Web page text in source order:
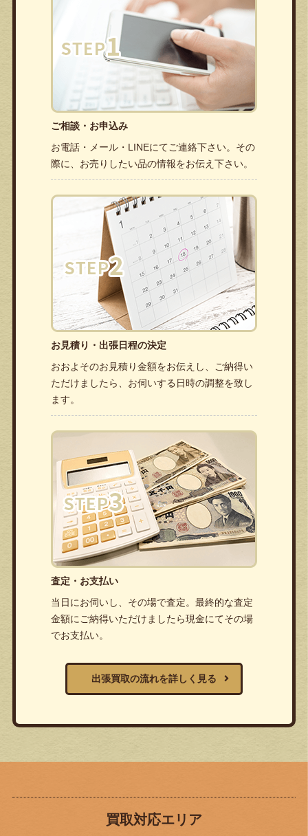
ご相談・お申込み
お電話・メール・LINEにてご連絡下さい。その
際に、お売りしたい品の情報をお伝え下さい。
お見積り・出張日程の決定
おおよそのお見積り金額をお伝えし、ご納得い
ただけましたら、お伺いする日時の調整を致し
ます。
査定・お支払い
当日にお伺いし、その場で査定。最終的な査定
金額にご納得いただけましたら現金にてその場
でお支払い。
出張買取の流れを詳しく見る
買取対応エリア